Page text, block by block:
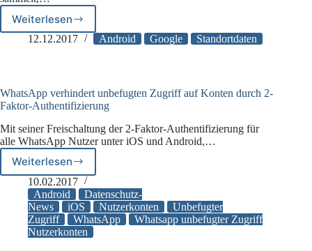
Weiterlesen
Google
sammelt
Nutzern
12.12.2017 Android Google Standortdaten
WhatsApp verhindert unbefugten Zugriff auf Konten durch 2-
Faktor-Authentifizierung
Mit seiner Freischaltung der 2-Faktor-Authentifizierung für
alle WhatsApp Nutzer unter iOS und Android,…
Weiterlesen
WhatsApp
verhindert
unbefugten
Zugriff
auf
Konten
10.02.2017
Android
Datenschutz-
News
iOS Nutzerkonten
Unbefugter
Zugriff
WhatsApp
Whatsapp unbefugter Zugriff
Nutzerkonten